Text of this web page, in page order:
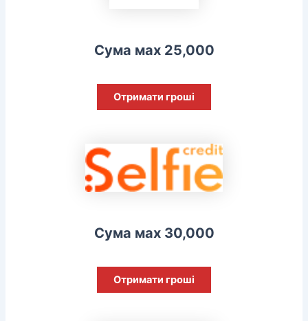
Сума мах 25,000
Отримати гроші
Сума мах 30,000
Отримати гроші